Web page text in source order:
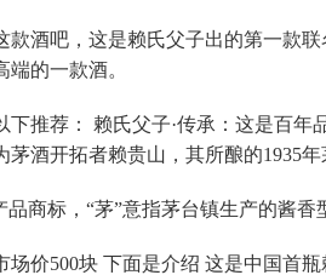
款酒吧，这是赖氏父子出的第一款
的一款酒。
下推荐： 赖氏父子·传承：这是百
酒开拓者赖贵山，其所酿的1935年
商标，“茅”意指茅台镇生产的酱香
场价500块 下面是介绍 这是中国首